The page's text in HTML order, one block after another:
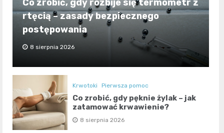
Co zrobić, gdy rozbije się termometr z
rtęcią – zasady bezpiecznego
postępowania
8 sierpnia 2026
Krwotoki Pierwsza pomoc
Co zrobić, gdy pęknie żylak – jak
zatamować krwawienie?
8 sierpnia 2026